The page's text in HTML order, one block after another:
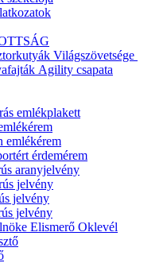
Világszövetsége
Agility csapata
emlékplakett
emlékérem
érdemérem
aranyjelvény
jelvény
jelvény
jelvény
Elismerő Oklevél